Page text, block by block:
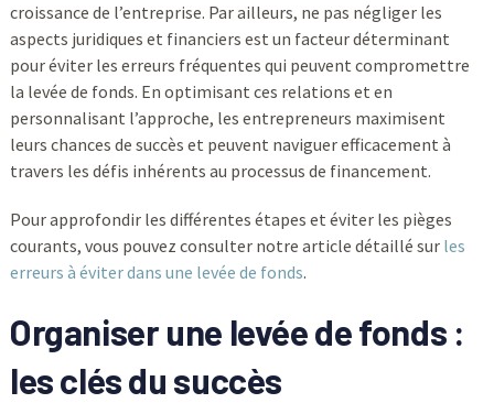
croissance de l’entreprise. Par ailleurs, ne pas négliger les
aspects juridiques et financiers est un facteur déterminant
pour éviter les erreurs fréquentes qui peuvent compromettre
la levée de fonds. En optimisant ces relations et en
personnalisant l’approche, les entrepreneurs maximisent
leurs chances de succès et peuvent naviguer efficacement à
travers les défis inhérents au processus de financement.
Pour approfondir les différentes étapes et éviter les pièges
courants, vous pouvez consulter notre article détaillé sur les
erreurs à éviter dans une levée de fonds.
Organiser une levée de fonds :
les clés du succès